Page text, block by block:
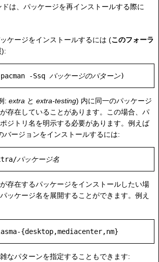
ドは、パッケージを再インストールする際に
ケージをインストールするには (このフォーラ
):
-Ssq パッケージのパターン
: extra と extra-testing) 内に同一のパッケージ
存在していることがあります。この場合、パ
ジトリ名を明示する必要があります。例えば
バージョンをインストールするには:
パッケージ名
存在するパッケージをインストールしたい場
ッケージ名を展開することができます。例え
なパターンを指定することもできます: